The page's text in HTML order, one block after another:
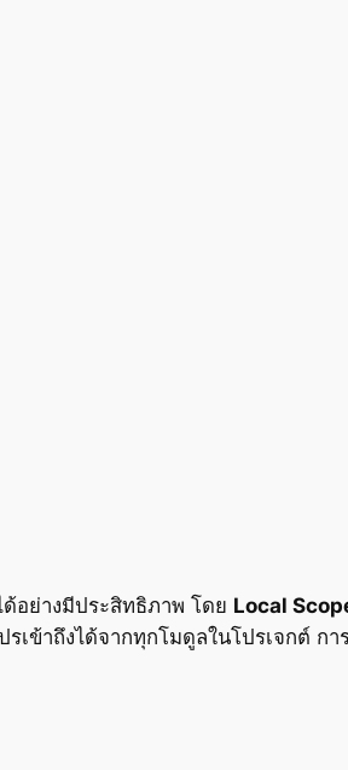
อย่างมีประสิทธิภาพ โดย Local
รเข้าถึงได้จากทุกโมดูลในโปรเจกต์ กา